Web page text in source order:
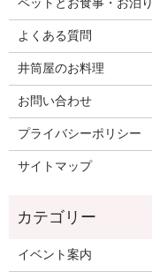
ペットとお食事・お泊り
よくある質問
井筒屋のお料理
お問い合わせ
プライバシーポリシー
サイトマップ
イベント案内